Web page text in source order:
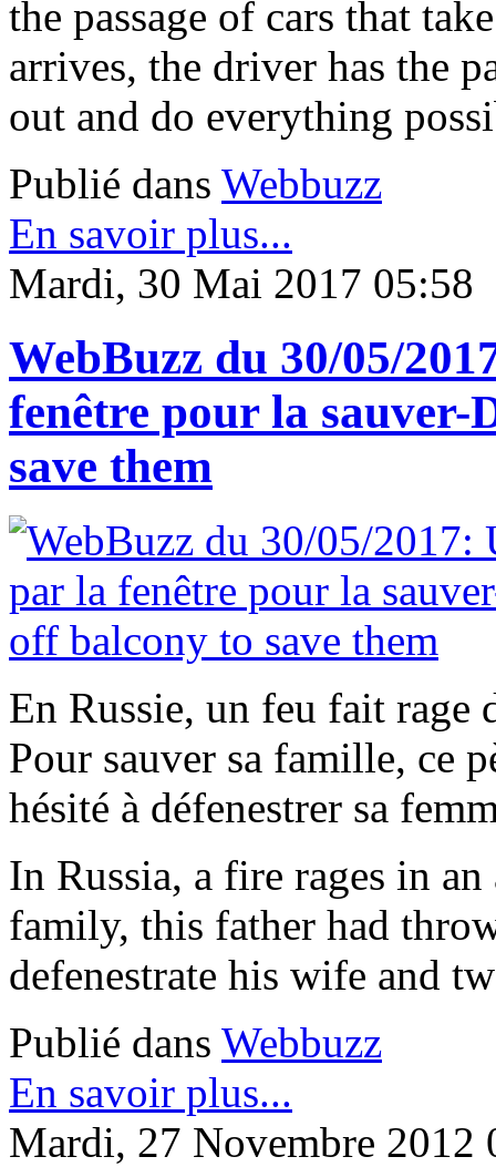
the passage of cars that
arrives, the driver has the
out and do everything
Publié dans Webbuzz
En savoir plus...
Mardi, 30 Mai 2017 05:58
WebBuzz du 30/05/
fenêtre pour la
save them
En Russie, un feu fait rage
Pour sauver sa famille, ce
hésité à défenestrer sa
In Russia, a fire rages in
family, this father had
defenestrate his wife and
Publié dans Webbuzz
En savoir plus...
Mardi, 27 Novembre 2012